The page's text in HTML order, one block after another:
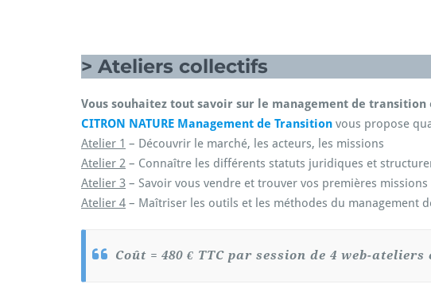
> Ateliers collectifs
Vous souhaitez tout savoir sur le management de
CITRON NATURE Management de Transition vous propose
Atelier 1 – Découvrir le marché, les acteurs, les missions
Atelier 2 – Connaître les différents statuts juridiques et
Atelier 3 – Savoir vous vendre et trouver vos premières missions
Atelier 4 – Maîtriser les outils et les méthodes du management
Coût = 480 € TTC par session de 4 web-ateliers